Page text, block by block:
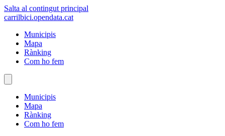
Salta al contingut principal
carrilbici.opendata.cat
Municipis
Mapa
Rànking
Com ho fem
Municipis
Mapa
Rànking
Com ho fem